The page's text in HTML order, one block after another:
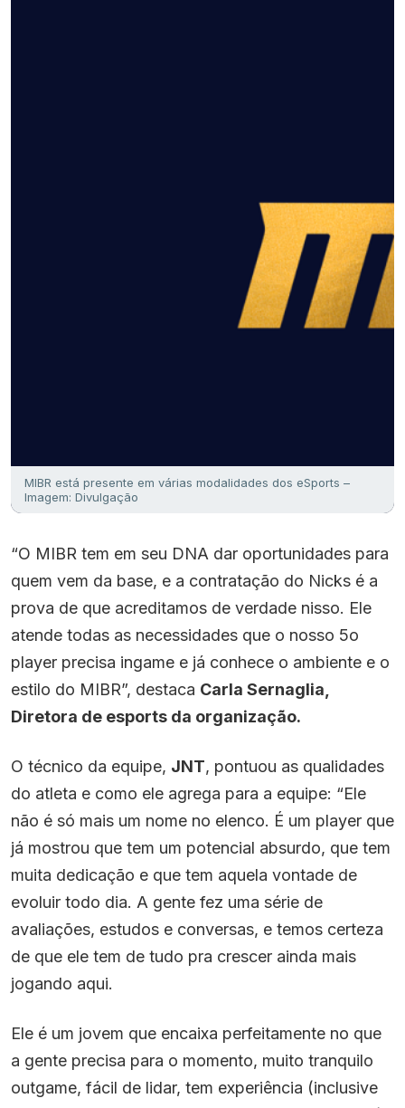
MIBR está presente em várias modalidades dos eSports –
Imagem: Divulgação
“O MIBR tem em seu DNA dar oportunidades para
quem vem da base, e a contratação do Nicks é a
prova de que acreditamos de verdade nisso. Ele
atende todas as necessidades que o nosso 5o
player precisa ingame e já conhece o ambiente e o
estilo do MIBR”, destaca Carla Sernaglia,
Diretora de esports da organização.
O técnico da equipe, JNT, pontuou as qualidades
do atleta e como ele agrega para a equipe: “Ele
não é só mais um nome no elenco. É um player que
já mostrou que tem um potencial absurdo, que tem
muita dedicação e que tem aquela vontade de
evoluir todo dia. A gente fez uma série de
avaliações, estudos e conversas, e temos certeza
de que ele tem de tudo pra crescer ainda mais
jogando aqui.
Ele é um jovem que encaixa perfeitamente no que
a gente precisa para o momento, muito tranquilo
outgame, fácil de lidar, tem experiência (inclusive